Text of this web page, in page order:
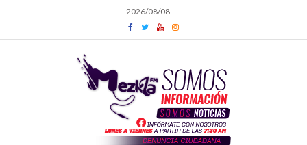
content
2026/08/08